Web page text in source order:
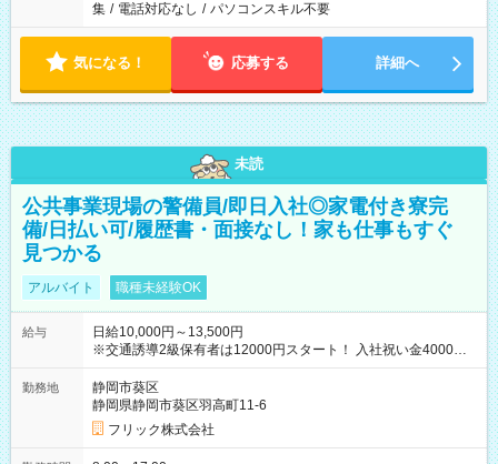
集 / 電話対応なし / パソコンスキル不要
気になる！ 応募する 詳細へ
未読
公共事業現場の警備員/即日入社◎家電付き寮完
備/日払い可/履歴書・面接なし！家も仕事もすぐ
見つかる
アルバイト 職種未経験OK
給与
日給10,000円～13,500円
※交通誘導2級保有者は12000円スタート！ 入社祝い金4000円
【試用期間】試用期間なし
勤務地
静岡市葵区
静岡県静岡市葵区羽高町11-6
フリック株式会社